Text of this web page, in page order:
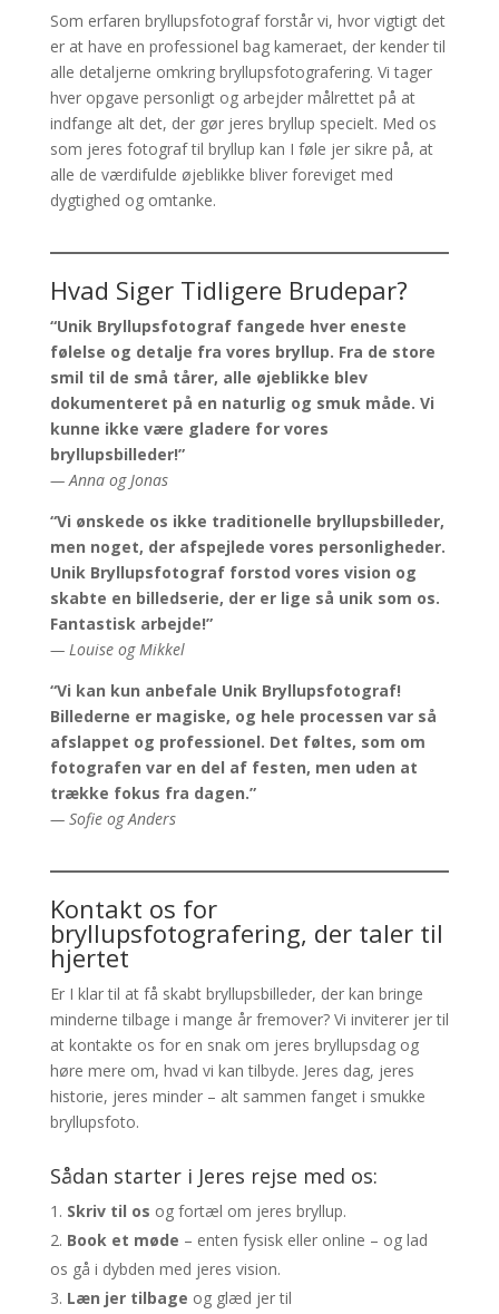
Som erfaren bryllupsfotograf forstår vi, hvor vigtigt det
er at have en professionel bag kameraet, der kender til
alle detaljerne omkring bryllupsfotografering. Vi tager
hver opgave personligt og arbejder målrettet på at
indfange alt det, der gør jeres bryllup specielt. Med os
som jeres fotograf til bryllup kan I føle jer sikre på, at
alle de værdifulde øjeblikke bliver foreviget med
dygtighed og omtanke.
Hvad Siger Tidligere Brudepar?
“Unik Bryllupsfotograf fangede hver eneste
følelse og detalje fra vores bryllup. Fra de store
smil til de små tårer, alle øjeblikke blev
dokumenteret på en naturlig og smuk måde. Vi
kunne ikke være gladere for vores
bryllupsbilleder!”
— Anna og Jonas
“Vi ønskede os ikke traditionelle bryllupsbilleder,
men noget, der afspejlede vores personligheder.
Unik Bryllupsfotograf forstod vores vision og
skabte en billedserie, der er lige så unik som os.
Fantastisk arbejde!”
— Louise og Mikkel
“Vi kan kun anbefale Unik Bryllupsfotograf!
Billederne er magiske, og hele processen var så
afslappet og professionel. Det føltes, som om
fotografen var en del af festen, men uden at
trække fokus fra dagen.”
— Sofie og Anders
Kontakt os for
bryllupsfotografering, der taler til
hjertet
Er I klar til at få skabt bryllupsbilleder, der kan bringe
minderne tilbage i mange år fremover? Vi inviterer jer til
at kontakte os for en snak om jeres bryllupsdag og
høre mere om, hvad vi kan tilbyde. Jeres dag, jeres
historie, jeres minder – alt sammen fanget i smukke
bryllupsfoto.
Sådan starter i Jeres rejse med os:
Skriv til os og fortæl om jeres bryllup.
Book et møde – enten fysisk eller online – og lad
os gå i dybden med jeres vision.
Læn jer tilbage og glæd jer til